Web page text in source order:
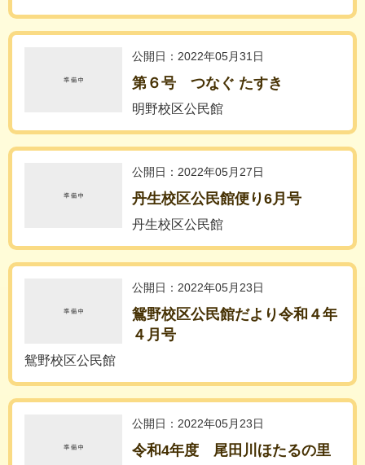
公開日：2022年05月31日
第６号 つなぐ たすき
明野校区公民館
公開日：2022年05月27日
丹生校区公民館便り6月号
丹生校区公民館
公開日：2022年05月23日
鴛野校区公民館だより令和４年
４月号
鴛野校区公民館
公開日：2022年05月23日
令和4年度 尾田川ほたるの里